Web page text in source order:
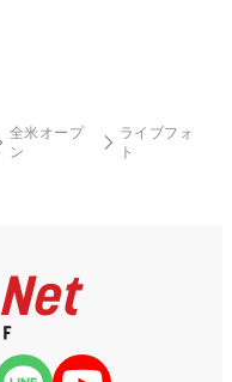
全米オープ
ン
ライブフォ
ト